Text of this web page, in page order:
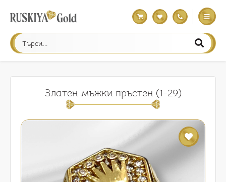
Златен мъжки пръстен (1-29)